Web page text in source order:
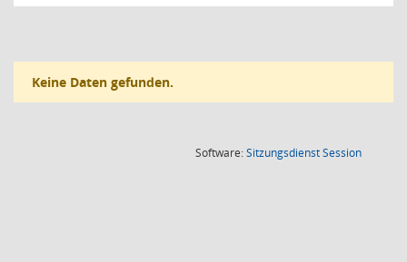
Keine Daten gefunden.
Software:SitzungsdienstSession(Wird in